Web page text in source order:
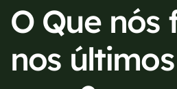
O Que nós
nos